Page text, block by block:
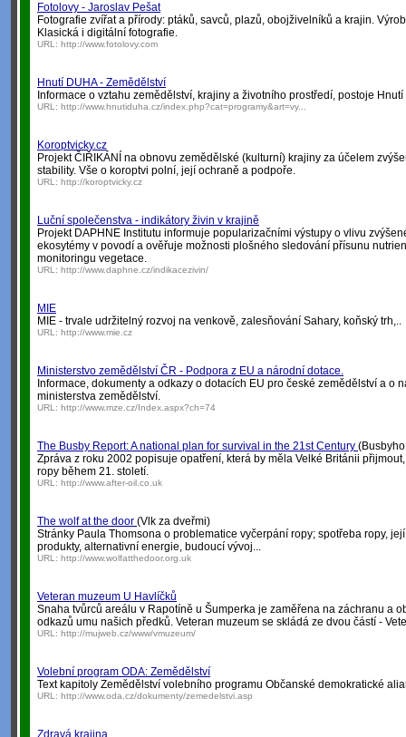
Fotolovy - Jaroslav Pešat
Fotografie zvířat a přírody: ptáků, savců, plazů, obojživelníků a krajin.
Klasická i digitální fotografie.
URL: http://www.fotolovy.com
Hnutí DUHA - Zemědělství
Informace o vztahu zemědělství, krajiny a životního prostředí, postoje
URL: http://www.hnutiduha.cz/index.php?cat=programy&art=vy...
Koroptvicky.cz
Projekt ČIŘIKÁNÍ na obnovu zemědělské (kulturní) krajiny za účelem
stability. Vše o koroptvi polní, její ochraně a podpoře.
URL: http://koroptvicky.cz
Luční společenstva - indikátory živin v krajině
Projekt DAPHNE Institutu informuje popularizačními výstupy o vlivu
ekosytémy v povodí a ověřuje možnosti plošného sledování přísunu
monitoringu vegetace.
URL: http://www.daphne.cz/indikacezivin/
MIE
MIE - trvale udržitelný rozvoj na venkově, zalesňování Sahary, koňský trh,..
URL: http://www.mie.cz
Ministerstvo zemědělství ČR - Podpora z EU a národní dotace.
Informace, dokumenty a odkazy o dotacích EU pro české zemědělství a o
ministerstva zemědělství.
URL: http://www.mze.cz/Index.aspx?ch=74
The Busby Report: A national plan for survival in the 21st Century
Zpráva z roku 2002 popisuje opatření, která by měla Velké Británii
ropy během 21. století.
URL: http://www.after-oil.co.uk
The wolf at the door (Vlk za dveřmi)
Stránky Paula Thomsona o problematice vyčerpání ropy; spotřeba ropy,
produkty, alternativní energie, budoucí vývoj...
URL: http://www.wolfatthedoor.org.uk
Veteran muzeum U Havlíčků
Snaha tvůrců areálu v Rapotíně u Šumperka je zaměřena na záchranu a
odkazů umu našich předků. Veteran muzeum se skládá ze dvou částí -
URL: http://mujweb.cz/www/vmuzeum/
Volební program ODA: Zemědělství
Text kapitoly Zemědělství volebního programu Občanské demokratické
URL: http://www.oda.cz/dokumenty/zemedelstvi.asp
Zdravá krajina